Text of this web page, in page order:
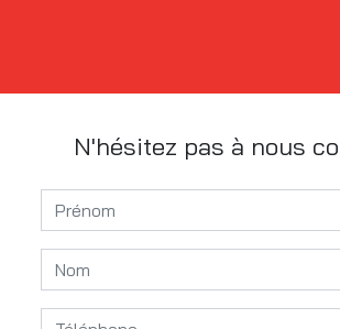
N'hésitez pas à nous